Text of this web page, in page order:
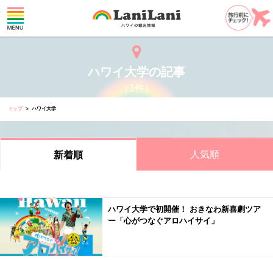
ハワイ大学の記事
（1件）
トップ ハワイ大学
新着順 人気順
ハワイ大学で初開催！ おきなわ新喜劇ツア
ー「心がつなぐアロハイサイ」